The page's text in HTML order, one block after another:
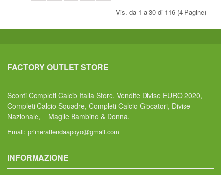
Vis. da 1 a 30 di 116 (4 Pagine)
FACTORY OUTLET STORE
Sconti Completi Calcio Italia Store. Vendite Divise EURO 2020,
Completi Calcio Squadre, Completi Calcio Giocatori, Divise
Nazionale, Maglie Bambino & Donna.
Email: primeratiendaapoyo@gmail.com
INFORMAZIONE